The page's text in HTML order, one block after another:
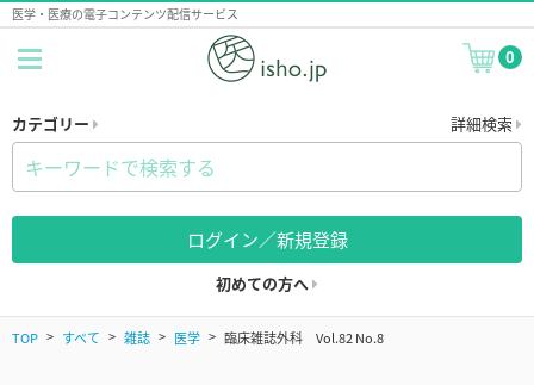
医学・医療の電子コンテンツ配信サービス
0
カテゴリー 詳細検索
ログイン／新規登録
初めての方へ
TOP すべて 雑誌 医学 臨床雑誌外科 Vol.82 No.8